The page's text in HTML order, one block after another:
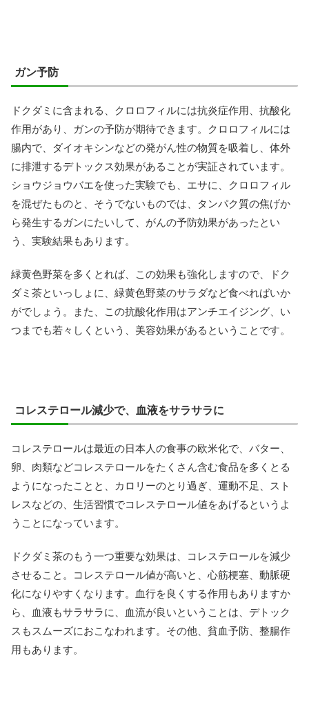
ガン予防
ドクダミに含まれる、クロロフィルには抗炎症作用、抗酸化
作用があり、ガンの予防が期待できます。クロロフィルには
腸内で、ダイオキシンなどの発がん性の物質を吸着し、体外
に排泄するデトックス効果があることが実証されています。
ショウジョウバエを使った実験でも、エサに、クロロフィル
を混ぜたものと、そうでないものでは、タンパク質の焦げか
ら発生するガンにたいして、がんの予防効果があったとい
う、実験結果もあります。
緑黄色野菜を多くとれば、この効果も強化しますので、ドク
ダミ茶といっしょに、緑黄色野菜のサラダなど食べればいか
がでしょう。また、この抗酸化作用はアンチエイジング、い
つまでも若々しくという、美容効果があるということです。
コレステロール減少で、血液をサラサラに
コレステロールは最近の日本人の食事の欧米化で、バター、
卵、肉類などコレステロールをたくさん含む食品を多くとる
ようになったことと、カロリーのとり過ぎ、運動不足、スト
レスなどの、生活習慣でコレステロール値をあげるというよ
うことになっています。
ドクダミ茶のもう一つ重要な効果は、コレステロールを減少
させること。コレステロール値が高いと、心筋梗塞、動脈硬
化になりやすくなります。血行を良くする作用もありますか
ら、血液もサラサラに、血流が良いということは、デトック
スもスムーズにおこなわれます。その他、貧血予防、整腸作
用もあります。